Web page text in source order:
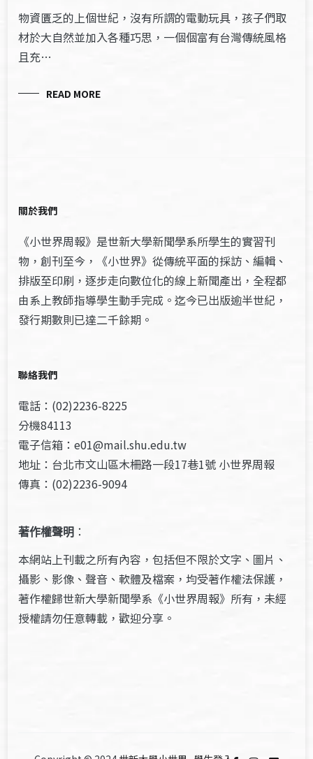
物資匱乏的上個世紀，沒有所謂的電動玩具，孩子們取
材於大自然並加入各種巧思，一個個富有台灣傳統風格
且充…
READ MORE
關於我們
《小世界周報》是世新大學新聞學系所學生的實習刊
物，創刊至今，《小世界》從傳統平面的採訪、編輯、
排版至印刷，逐步走向數位化的線上新聞產出，全程都
由系上教師指導學生動手完成。迄今已出版逾半世紀，
發行期數則已達二千餘期。
聯絡我們
電話：(02)2236-8225
分機84113
電子信箱：e01@mail.shu.edu.tw
地址：台北市文山區木柵路一段17巷1號 小世界周報
傳真：(02)2236-9094
著作權聲明 ：
本網站上刊載之所有內容，包括但不限於文字、圖片、
攝影、影像、聲音、軟體及檔案，均受著作權法保護，
著作權歸世新大學新聞學系《小世界周報》所有，未經
授權請勿任意轉載，歡迎分享。